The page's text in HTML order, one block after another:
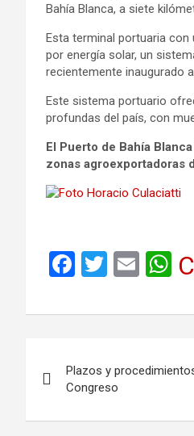
Bahía Blanca, a siete
Esta terminal portuaria
por energía solar, un
recientemente inaugurado
Este sistema portuario
profundas del país, con
El Puerto de Bahía
zonas agroexportadoras
F
ce
o
o
k
T
tt
E
ail
W
at
A
p
de
entradas
Plazos y
Congreso